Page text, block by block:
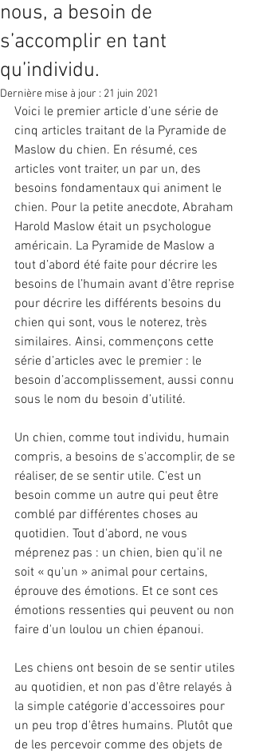
nous, a besoin de
s’accomplir en tant
qu’individu.
Dernière mise à jour : 21 juin 2021
Voici le premier article d’une série de
cinq articles traitant de la Pyramide de
Maslow du chien. En résumé, ces
articles vont traiter, un par un, des
besoins fondamentaux qui animent le
chien. Pour la petite anecdote, Abraham
Harold Maslow était un psychologue
américain. La Pyramide de Maslow a
tout d’abord été faite pour décrire les
besoins de l’humain avant d’être reprise
pour décrire les différents besoins du
chien qui sont, vous le noterez, très
similaires. Ainsi, commençons cette
série d’articles avec le premier : le
besoin d’accomplissement, aussi connu
sous le nom du besoin d’utilité.
Un chien, comme tout individu, humain
compris, a besoins de s'accomplir, de se
réaliser, de se sentir utile. C'est un
besoin comme un autre qui peut être
comblé par différentes choses au
quotidien. Tout d'abord, ne vous
méprenez pas : un chien, bien qu'il ne
soit « qu'un » animal pour certains,
éprouve des émotions. Et ce sont ces
émotions ressenties qui peuvent ou non
faire d'un loulou un chien épanoui.
Les chiens ont besoin de se sentir utiles
au quotidien, et non pas d'être relayés à
la simple catégorie d'accessoires pour
un peu trop d'êtres humains. Plutôt que
de les percevoir comme des objets de